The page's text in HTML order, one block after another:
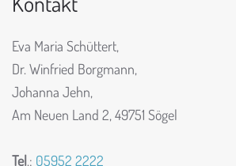
Eva Maria Schüttert,
Dr. Winfried Borgmann,
Johanna Jehn,
Am Neuen Land 2, 49751 Sögel
Tel.: 05952 2222